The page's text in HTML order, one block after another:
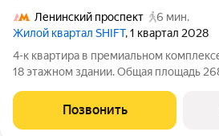
Ленинский проспект
6 мин.
Жилой квартал SHIFT, 1 квартал 2028
4-к квартира в премиальном
18 этажном здании. Общая площадь
районе, в 300 м от Нескучного сада.
проекта - 5 башен, в
Позвонить